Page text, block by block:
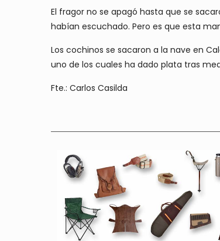
El fragor no se apagó hasta que se
habían escuchado. Pero es que esta
Los cochinos se sacaron a la nave en
uno de los cuales ha dado plata tras
Fte.: Carlos Casilda